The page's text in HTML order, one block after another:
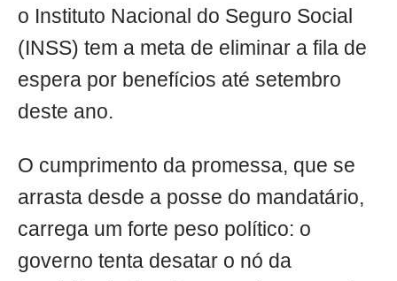
o Instituto Nacional do Seguro Social
(INSS) tem a meta de eliminar a fila de
espera por benefícios até setembro
deste ano.
O cumprimento da promessa, que se
arrasta desde a posse do mandatário,
carrega um forte peso político: o
governo tenta desatar o nó da